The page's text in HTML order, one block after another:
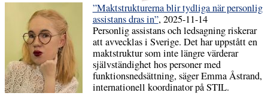
”Maktstrukturerna blir tydliga när personlig
assistans dras in”, 2025-11-14
Personlig assistans och ledsagning riskerar
att avvecklas i Sverige. Det har uppstått en
maktstruktur som inte längre värderar
självständighet hos personer med
funktionsnedsättning, säger Emma Åstrand,
internationell koordinator på STIL.